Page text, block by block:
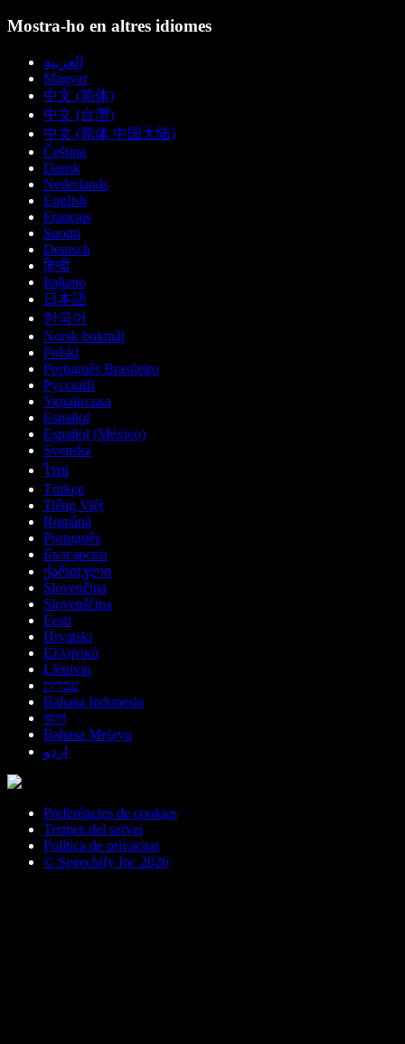
Mostra-ho en altres idiomes
العربية
Magyar
中文 (简体)
中文 (台灣)
中文 (简体 中国大陆)
Čeština
Dansk
Nederlands
English
Français
Suomi
Deutsch
हिन्दी
Italiano
日本語
한국어
Norsk bokmål
Polski
Português Brasileiro
Русский
Українська
Español
Español (México)
Svenska
ไทย
Türkçe
Tiếng Việt
Română
Português
Български
ქართული
Slovenčina
Slovenščina
Eesti
Hrvatski
Ελληνικά
Lietuvių
עברית
Bahasa Indonesia
বাংলা
Bahasa Melayu
اردو
Preferències de cookies
Termes del servei
Política de privacitat
© Speechify Inc 2026